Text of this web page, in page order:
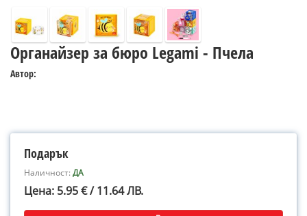
Органайзер за бюро Legami - Пчела
Автор:
Подарък
Наличност:ДА
Цена: 5.95 € / 11.64 ЛВ.